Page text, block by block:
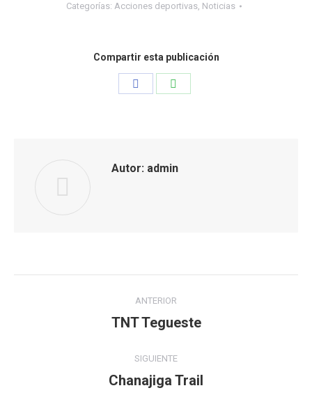
Categorías: Acciones deportivas, Noticias
Compartir esta publicación
Autor: admin
publicaciones
ANTERIOR
Publicación
TNT Tegueste
SIGUIENTE
Publicación
Chanajiga Trail